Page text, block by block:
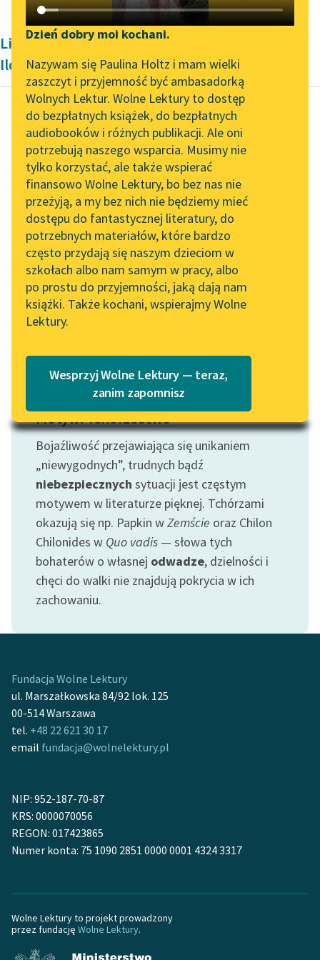
Katalog DAISY
Podkasty o książkach
Zgłoś brak utworu
Aktualności
„Prokurator Alicja Horn”
do słuchania
Byliśmy częścią AI Impact
Lab
Zapraszamy na spotkanie
online z tłumaczkami
literatury skandynawskiej
Spotkanie z Katarzyną
Tunkiel w Oslo
102. lata temu zmarł
Joseph Conrad
Lektury szkolne i klasyka
literatury do słuchania dla
uczennic i uczniów z
niepełnosprawnościami
E-kolekcja lektur
szkolnych i literatury do
słuchania dla uczennic i
uczniów z
niepełnosprawnościami
Feministyczne inspiracje.
Popularyzacja
skandynawskiej literatury
Kolekcje edukacyjne
twórców przechodzących
do domeny publicznej,
lektur szkolnych oraz
Starego Testamentu
Szkoła Poezji Wolnych
Lektur
Narzędzia
Mapa Wolnych Lektur
Leśmianator
Przewodnik dla piszących i
czytających
API
OAI-PMH
Widget Wolnych Lektur
Przypisy
Katalog w formacie PDF
O nas
Zespół
Dzień dobry moi kochani.
Nazywam się Paulina Holtz i mam wielki
zaszczyt i przyjemność być ambasadorką
Wolnych Lektur. Wolne Lektury to dostęp
do bezpłatnych książek, do bezpłatnych
audiobooków i różnych publikacji. Ale oni
potrzebują naszego wsparcia. Musimy nie
tylko korzystać, ale także wspierać
finansowo Wolne Lektury, bo bez nas nie
przeżyją, a my bez nich nie będziemy mieć
dostępu do fantastycznej literatury, do
potrzebnych materiałów, które bardzo
często przydają się naszym dzieciom w
szkołach albo nam samym w pracy, albo
po prostu do przyjemności, jaką dają nam
książki. Także kochani, wspierajmy Wolne
Lektury.
Wesprzyj Wolne Lektury — teraz,
zanim zapomnisz
Liryka okresu współczesności Konstantego
Ildefonsa Gałczyńskiego
Konstanty Ildefons
Gałczyński
Ballada o
trzęsących się
portkach
Czytaj więcej
Motyw: Tchórzostwo
Bojaźliwość przejawiająca się unikaniem
„niewygodnych”, trudnych bądź
niebezpiecznych sytuacji jest częstym
motywem w literaturze pięknej. Tchórzami
okazują się np. Papkin wZemście oraz Chilon
Chilonides w Quo vadis — słowa tych
bohaterów o własnej odwadze, dzielności i
chęci do walki nie znajdują pokrycia w ich
zachowaniu.
Fundacja Wolne Lektury
ul. Marszałkowska 84/92 lok. 125
00-514 Warszawa
tel. +48 22 621 30 17
email fundacja@wolnelektury.pl
NIP: 952-187-70-87
KRS: 0000070056
REGON: 017423865
Numer konta: 75 1090 2851 0000 0001 4324 3317
Wolne Lektury to projekt prowadzony
przez fundację Wolne Lektury.